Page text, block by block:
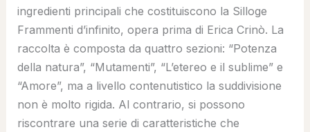
ingredienti principali che costituiscono la Silloge
Frammenti d’infinito, opera prima di Erica Crinò. La
raccolta è composta da quattro sezioni: “Potenza
della natura”, “Mutamenti”, “L’etereo e il sublime” e
“Amore”, ma a livello contenutistico la suddivisione
non è molto rigida. Al contrario, si possono
riscontrare una serie di caratteristiche che